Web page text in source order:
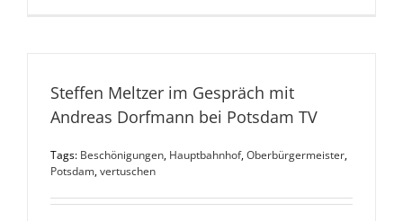
Steffen Meltzer im Gespräch mit
Andreas Dorfmann bei Potsdam TV
Tags: Beschönigungen, Hauptbahnhof,Oberbürgermeister,
Potsdam,vertuschen